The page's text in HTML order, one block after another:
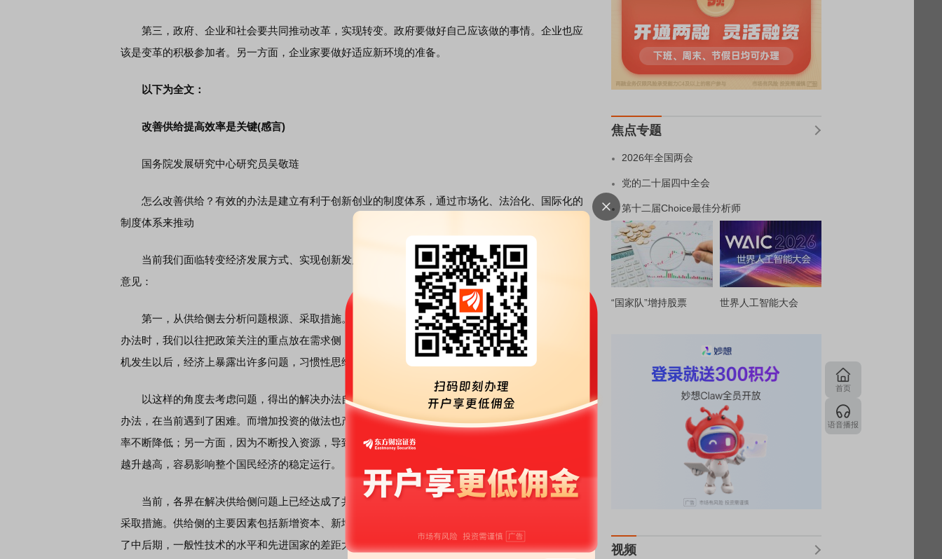
第三，政府、企业和社会要共同推动改革，实现转变。政府要做好自己应该做的事情。企业也应
该是变革的积极参加者。另一方面，企业家要做好适应新环境的准备。
以下为全文：
改善供给提高效率是关键(感言)
国务院发展研究中心研究员吴敬琏
怎么改善供给？有效的办法是建立有利于创新创业的制度体系，通过市场化、法治化、国际化的
制度体系来推动
当前我们面临转变经济发展方式、实现创新发展的重要关口，即解决供给侧的问题，我想说三点
意见：
第一，从供给侧去分析问题根源、采取措施。供给侧存在问题很久了，但在分析问题、提出解决
办法时，我们以往把政策关注的重点放在需求侧，即认为需求方力道不足。特别是2008年全球金融危
机发生以后，经济上暴露出许多问题，习惯性思维就认为是需求侧出了问题。
以这样的角度去考虑问题，得出的解决办法自然是增加需求。可是，扩大国内消费和出口需求的
办法，在当前遇到了困难。而增加投资的做法也产生了一些副作用：一方面是投资回报递减，投资效
率不断降低；另一方面，因为不断投入资源，导致资源越来越紧缺，反而使国民资产负债表的杠杆率
越升越高，容易影响整个国民经济的稳定运行。
当前，各界在解决供给侧问题上已经达成了共识。特别是中央明确要从供给侧去分析问题根源、
采取措施。供给侧的主要因素包括新增资本、新增劳动力和提高效率。近年来由于我国工业化进程到
了中后期，一般性技术的水平和先进国家的差距大大缩小，在这种情况下要改善供给，最重要的就是
焦点专题
2026年全国两会
党的二十届四中全会
第十二届Choice最佳分析师
“国家队”增持股票 世界人工智能大会
视频
首页
语音播报